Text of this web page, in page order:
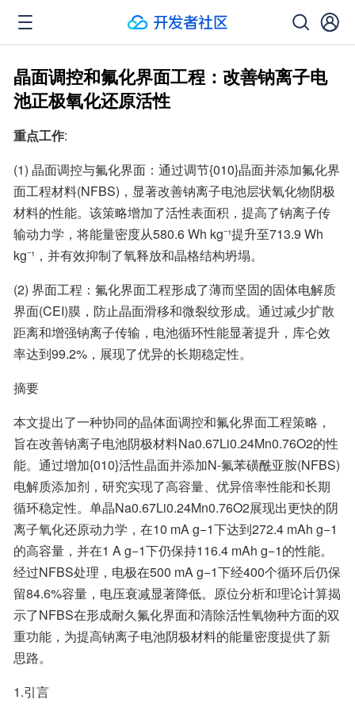
晶面调控和氟化界面工程：改善钠离子电
池正极氧化还原活性
重点工作:
(1) 晶面调控与氟化界面：通过调节{010}晶面并添加氟化界
面工程材料(NFBS)，显著改善钠离子电池层状氧化物阴极
材料的性能。该策略增加了活性表面积，提高了钠离子传
输动力学，将能量密度从580.6 Wh kg⁻¹提升至713.9 Wh
kg⁻¹，并有效抑制了氧释放和晶格结构坍塌。
(2) 界面工程：氟化界面工程形成了薄而坚固的固体电解质
界面(CEI)膜，防止晶面滑移和微裂纹形成。通过减少扩散
距离和增强钠离子传输，电池循环性能显著提升，库仑效
率达到99.2%，展现了优异的长期稳定性。
摘要
本文提出了一种协同的晶体面调控和氟化界面工程策略，
旨在改善钠离子电池阴极材料Na0.67Li0.24Mn0.76O2的性
能。通过增加{010}活性晶面并添加N-氟苯磺酰亚胺(NFBS)
电解质添加剂，研究实现了高容量、优异倍率性能和长期
循环稳定性。单晶Na0.67Li0.24Mn0.76O2展现出更快的阴
离子氧化还原动力学，在10 mA g−1下达到272.4 mAh g−1
的高容量，并在1 A g−1下仍保持116.4 mAh g−1的性能。
经过NFBS处理，电极在500 mA g−1下经400个循环后仍保
留84.6%容量，电压衰减显著降低。原位分析和理论计算揭
示了NFBS在形成耐久氟化界面和清除活性氧物种方面的双
重功能，为提高钠离子电池阴极材料的能量密度提供了新
思路。
1.引言